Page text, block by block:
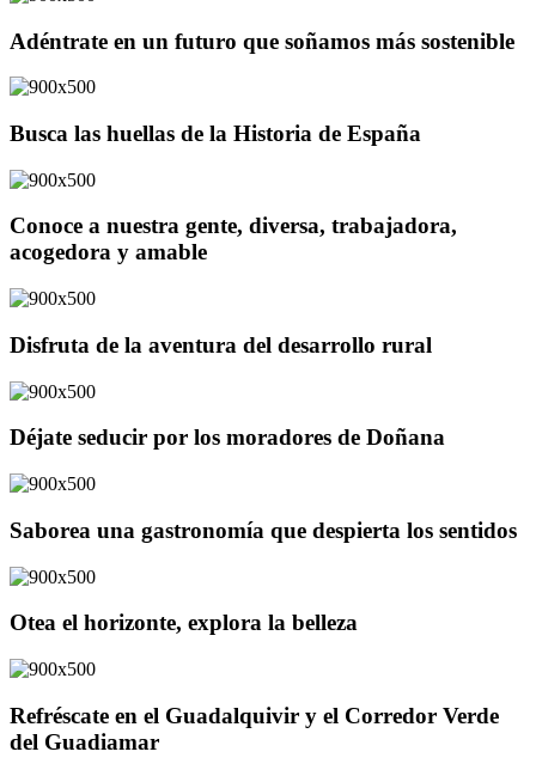
Adéntrate en un futuro que soñamos más sostenible
Busca las huellas de la Historia de España
Conoce a nuestra gente, diversa, trabajadora,
acogedora y amable
Disfruta de la aventura del desarrollo rural
Déjate seducir por los moradores de Doñana
Saborea una gastronomía que despierta los sentidos
Otea el horizonte, explora la belleza
Refréscate en el Guadalquivir y el Corredor Verde
del Guadiamar